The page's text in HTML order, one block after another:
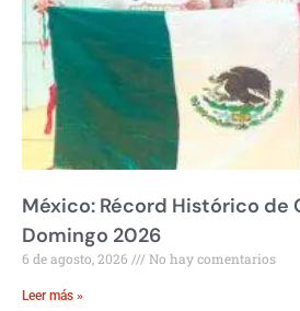
México: Récord Histórico de
Domingo 2026
6 de agosto, 2026 No hay comentarios
Leer más »